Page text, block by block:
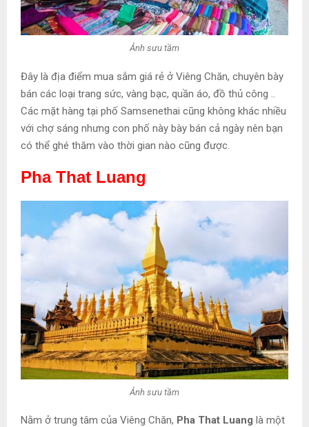
Ảnh sưu tầm
Đây là địa điểm mua sắm giá rẻ ở Viêng Chăn, chuyên bày
bán các loại trang sức, vàng bạc, quần áo, đồ thủ công ..
Các mặt hàng tại phố Samsenethai cũng không khác nhiều
với chợ sáng nhưng con phố này bày bán cả ngày nên bạn
có thể ghé thăm vào thời gian nào cũng được.
Pha That Luang
Ảnh sưu tầm
Nằm ở trung tâm của Viêng Chăn, Pha That Luang là một